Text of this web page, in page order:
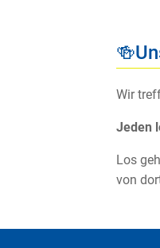
Wir
Jeden
Los
von